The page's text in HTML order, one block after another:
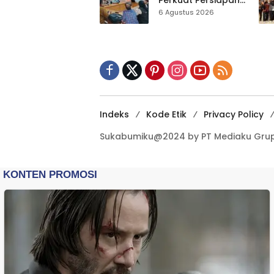
Sensus Ekonomi,
6 Agustus 2026
Indeks Kode Etik Privacy Policy
Sukabumiku@2024 by PT Mediaku